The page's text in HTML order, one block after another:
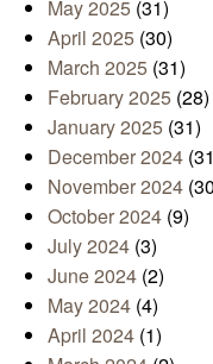
May 2025 (31)
April 2025 (30)
March 2025 (31)
February 2025 (28)
January 2025 (31)
December 2024
November 2024
October 2024 (9)
July 2024 (3)
June 2024 (2)
May 2024 (4)
April 2024 (1)